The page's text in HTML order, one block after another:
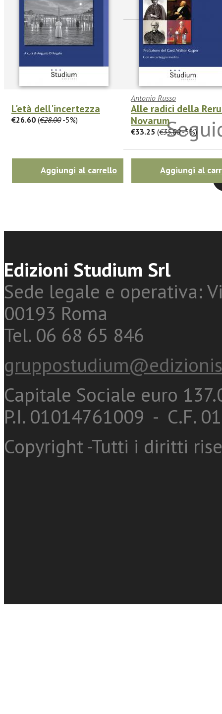
L'età dell'incertezza
€26.60 (€28.00-5%)
Aggiungi al carrello
Antonio Russo
Alle radici della
Novarum
€33.25 (€35.00-5%)
Aggiungi al
Edizioni Studium Srl
Sede legale e operativa:
00193 Roma
Tel. 06 68 65 846
Capitale Sociale euro
P.I. 01014761009 - C.F.
Copyright -Tutti i diritti